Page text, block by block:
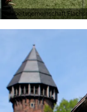
Arbeitsgemeinschaft